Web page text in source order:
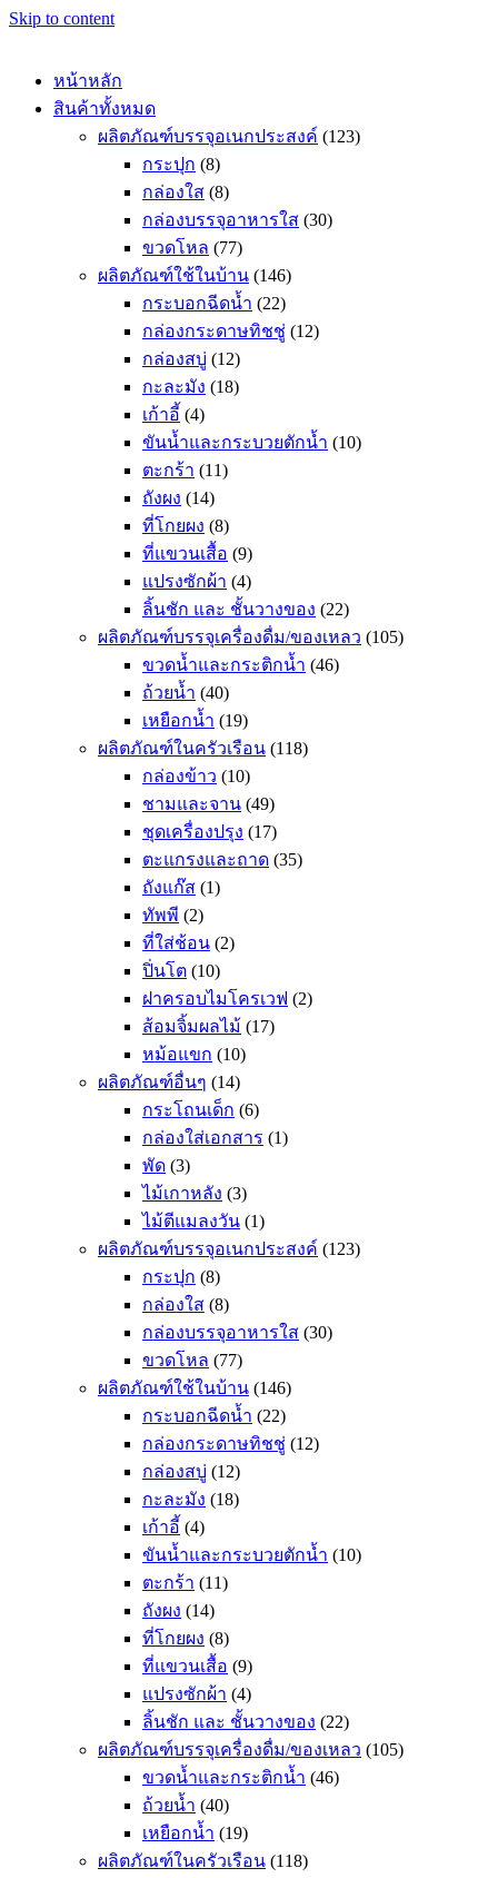
Skip to content
หน้าหลัก
สินค้าทั้งหมด
ผลิตภัณฑ์บรรจุอเนกประสงค์ (123)
กระปุก (8)
กล่องใส (8)
กล่องบรรจุอาหารใส (30)
ขวดโหล (77)
ผลิตภัณฑ์ใช้ในบ้าน (146)
กระบอกฉีดน้ำ (22)
กล่องกระดาษทิชชู่ (12)
กล่องสบู่ (12)
กะละมัง (18)
เก้าอี้ (4)
ขันน้ำและกระบวยตักน้ำ (10)
ตะกร้า (11)
ถังผง (14)
ที่โกยผง (8)
ที่แขวนเสื้อ (9)
แปรงซักผ้า (4)
ลิ้นชัก และ ชั้นวางของ (22)
ผลิตภัณฑ์บรรจุเครื่องดื่ม/ของเหลว (105)
ขวดน้ำและกระติกน้ำ (46)
ถ้วยน้ำ (40)
เหยือกน้ำ (19)
ผลิตภัณฑ์ในครัวเรือน (118)
กล่องข้าว (10)
ชามและจาน (49)
ชุดเครื่องปรุง (17)
ตะแกรงและถาด (35)
ถังแก๊ส (1)
ทัพพี (2)
ที่ใส่ช้อน (2)
ปิ่นโต (10)
ฝาครอบไมโครเวฟ (2)
ส้อมจิ้มผลไม้ (17)
หม้อแขก (10)
ผลิตภัณฑ์อื่นๆ (14)
กระโถนเด็ก (6)
กล่องใส่เอกสาร (1)
พัด (3)
ไม้เกาหลัง (3)
ไม้ตีแมลงวัน (1)
ผลิตภัณฑ์บรรจุอเนกประสงค์ (123)
กระปุก (8)
กล่องใส (8)
กล่องบรรจุอาหารใส (30)
ขวดโหล (77)
ผลิตภัณฑ์ใช้ในบ้าน (146)
กระบอกฉีดน้ำ (22)
กล่องกระดาษทิชชู่ (12)
กล่องสบู่ (12)
กะละมัง (18)
เก้าอี้ (4)
ขันน้ำและกระบวยตักน้ำ (10)
ตะกร้า (11)
ถังผง (14)
ที่โกยผง (8)
ที่แขวนเสื้อ (9)
แปรงซักผ้า (4)
ลิ้นชัก และ ชั้นวางของ (22)
ผลิตภัณฑ์บรรจุเครื่องดื่ม/ของเหลว (105)
ขวดน้ำและกระติกน้ำ (46)
ถ้วยน้ำ (40)
เหยือกน้ำ (19)
ผลิตภัณฑ์ในครัวเรือน (118)